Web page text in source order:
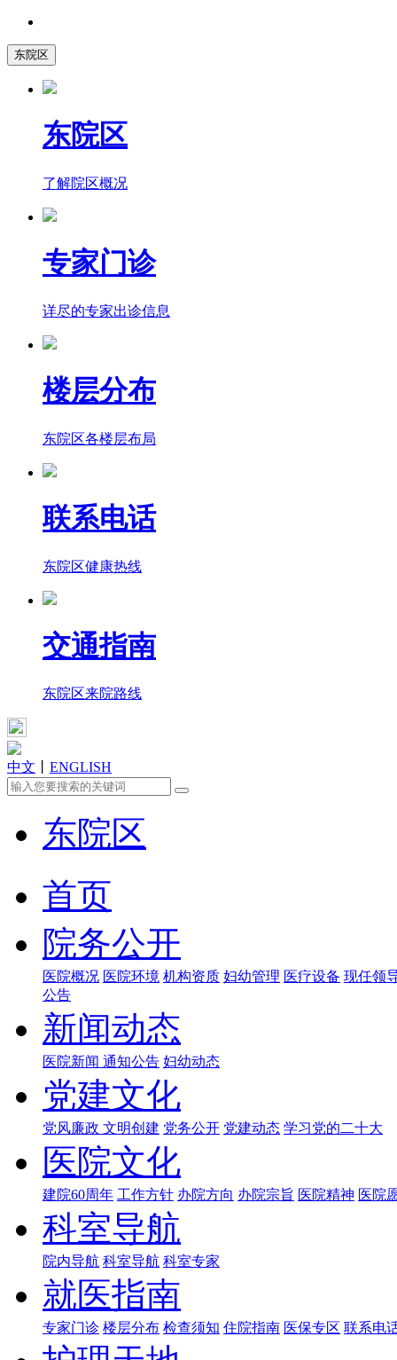
东院区
东院区
了解院区概况
专家门诊
详尽的专家出诊信息
楼层分布
东院区各楼层布局
联系电话
东院区健康热线
交通指南
东院区来院路线
中文 ENGLISH
东院区
首页
院务公开
医院概况 医院环境 机构资质 妇幼管理 医疗设备 现任领
公告
新闻动态
医院新闻 通知公告 妇幼动态
党建文化
党风廉政 文明创建 党务公开 党建动态 学习党的二十大
医院文化
建院60周年 工作方针 办院方向 办院宗旨 医院精神 医院
科室导航
院内导航 科室导航 科室专家
就医指南
专家门诊 楼层分布 检查须知 住院指南 医保专区 联系电